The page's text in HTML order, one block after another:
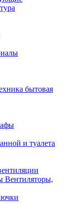
бытовая
и туалета
Вентиляторы,